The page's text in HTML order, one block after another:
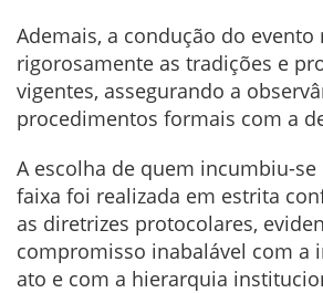
Ademais, a condução do evento
rigorosamente as tradições e
vigentes, assegurando a
procedimentos formais com a
A escolha de quem incumbiu-se
faixa foi realizada em estrita
as diretrizes protocolares,
compromisso inabalável com a
ato e com a hierarquia